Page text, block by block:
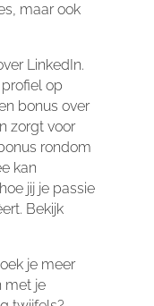
maar ook
LinkedIn.
op
bonus over
zorgt voor
rondom
kan
jij je passie
Bekijk
je meer
met je